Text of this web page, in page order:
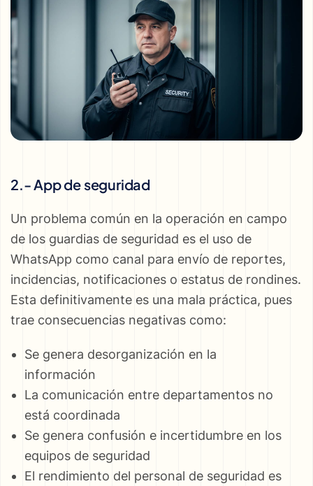
2.- App de seguridad
Un problema común en la operación en campo
de los guardias de seguridad es el uso de
WhatsApp como canal para envío de reportes,
incidencias, notificaciones o estatus de rondines.
Esta definitivamente es una mala práctica, pues
trae consecuencias negativas como:
Se genera desorganización en la
información
La comunicación entre departamentos no
está coordinada
Se genera confusión e incertidumbre en los
equipos de seguridad
El rendimiento del personal de seguridad es